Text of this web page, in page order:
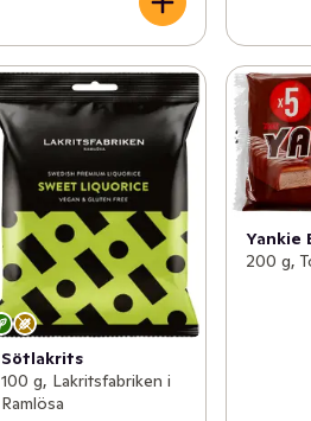
Sötlakrits
100 g, Lakritsfabriken i
Ramlösa
Yankie
200 g,